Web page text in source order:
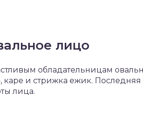
лицо
обладательницам
каре и стрижка ежик.
лица.